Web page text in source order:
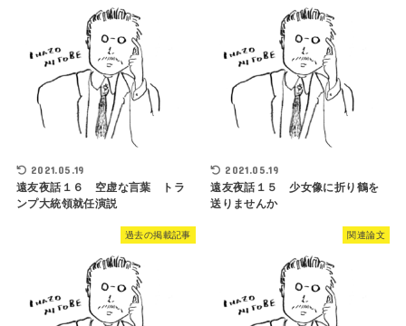
2021.05.19
遠友夜話１６ 空虚な言葉 トラ
ンプ大統領就任演説
2021.05.19
遠友夜話１５ 少女像に折り鶴を
送りませんか
過去の掲載記事 関連論文